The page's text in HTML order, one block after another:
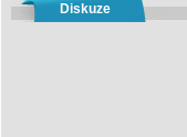
Diskuze